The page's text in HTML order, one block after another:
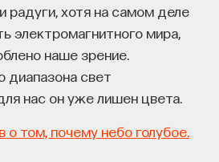
радуги, хотя на самом деле
электромагнитного мира,
наше зрение.
диапазона свет
нас он уже лишен цвета.
том, почему небо голубое.